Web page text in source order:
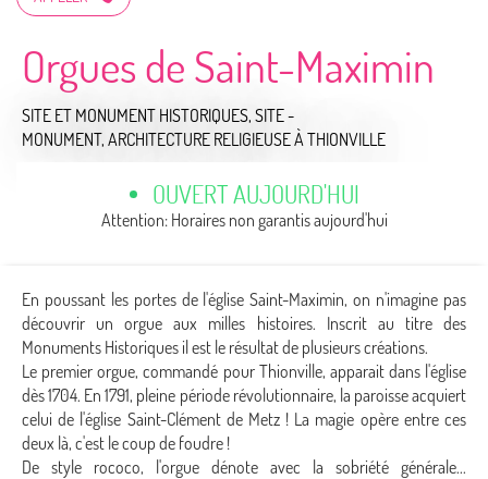
Orgues de Saint-Maximin
SITE ET MONUMENT HISTORIQUES, SITE -
MONUMENT, ARCHITECTURE RELIGIEUSEÀ THIONVILLE
OUVERT AUJOURD'HUI
Attention: Horaires non garantis aujourd'hui
En poussant les portes de l'église Saint-Maximin, on n'imagine pas
découvrir un orgue aux milles histoires. Inscrit au titre des
Monuments Historiques il est le résultat de plusieurs créations.
Le premier orgue, commandé pour Thionville, apparait dans l'église
dès 1704. En 1791, pleine période révolutionnaire, la paroisse acquiert
celui de l'église Saint-Clément de Metz ! La magie opère entre ces
deux là, c'est le coup de foudre !
De style rococo, l'orgue dénote avec la sobriété générale...